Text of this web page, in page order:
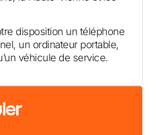
disposition un téléphone
un ordinateur portable,
véhicule de service.